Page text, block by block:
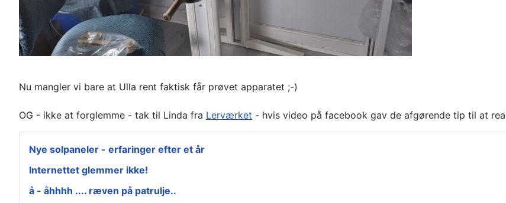
Nu mangler vi bare at Ulla rent faktisk får prøvet apparatet ;-)
OG - ikke at forglemme - tak til Linda fra Lerværket - hvis video på facebook gav de afgørende tip til at
Nye solpaneler - erfaringer efter et år
Internettet glemmer ikke!
å - åhhhh .... ræven på patrulje..